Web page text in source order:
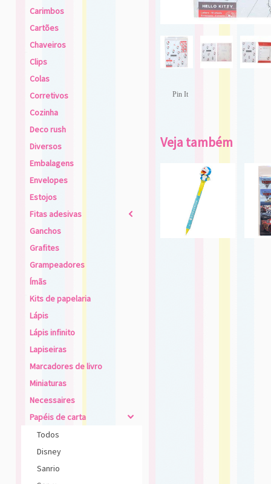
Carimbos
Cartões
Chaveiros
Clips
Colas
Corretivos
Cozinha
Deco rush
Diversos
Embalagens
Envelopes
Estojos
Fitas adesivas
2
Ganchos
Grafites
Grampeadores
Ímãs
Kits de papelaria
Lápis
Lápis infinito
Lapiseiras
Marcadores de livro
Miniaturas
Necessaires
Papéis de carta
4
Todos
Disney
Sanrio
Pin It
Veja também